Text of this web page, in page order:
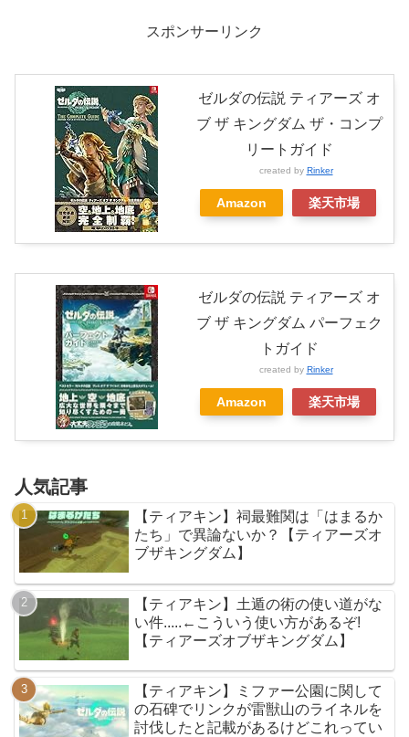
スポンサーリンク
ゼルダの伝説 ティアーズ オ
ブ ザ キングダム ザ・コンプ
リートガイド
created by Rinker
Amazon 楽天市場
ゼルダの伝説 ティアーズ オ
ブ ザ キングダム パーフェク
トガイド
created by Rinker
Amazon 楽天市場
人気記事
【ティアキン】祠最難関は「はまるか
たち」で異論ないか？【ティアーズオ
ブザキングダム】
【ティアキン】土遁の術の使い道がな
い件.....←こういう使い方があるぞ!
【ティアーズオブザキングダム】
【ティアキン】ミファー公園に関して
の石碑でリンクが雷獣山のライネルを
討伐したと記載があるけどこれってい